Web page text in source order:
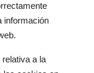
información
a la